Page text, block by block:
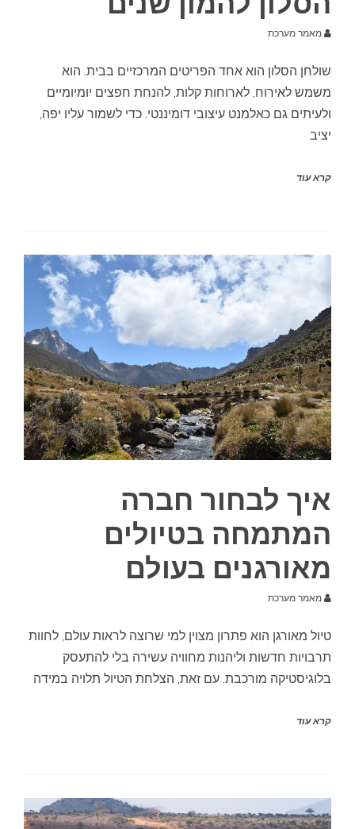
מאמר מערכת
שולחן הסלון הוא אחד הפריטים המרכזיים בבית. הוא
משמש לאירוח, לארוחות קלות, להנחת חפצים יומיומיים
ולעיתים גם כאלמנט עיצובי דומיננטי. כדי לשמור עליו יפה,
יציב
קרא עוד
איך לבחור חברה
המתמחה בטיולים
מאורגנים בעולם
מאמר מערכת
טיול מאורגן הוא פתרון מצוין למי שרוצה לראות עולם, לחוות
תרבויות חדשות וליהנות מחוויה עשירה בלי להתעסק
בלוגיסטיקה מורכבת. עם זאת, הצלחת הטיול תלויה במידה
קרא עוד